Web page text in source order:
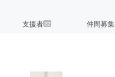
支援者22 仲間募集